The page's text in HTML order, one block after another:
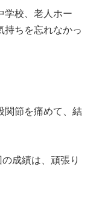
学校、老人ホー
持ちを忘れなかっ
関節を痛めて、結
成績は、頑張り